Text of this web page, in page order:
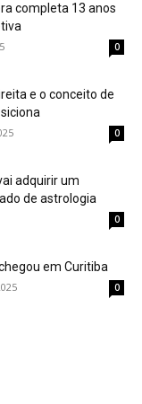
completa 13 anos
0
e o conceito de
0
adquirir um
de astrologia
0
em Curitiba
0